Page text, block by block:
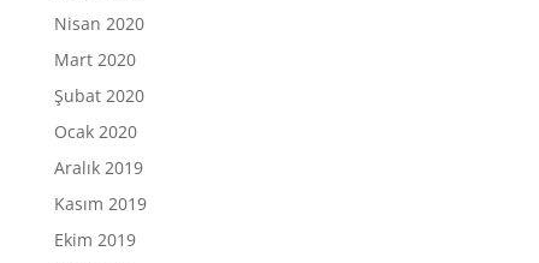
Nisan 2020
Mart 2020
Şubat 2020
Ocak 2020
Aralık 2019
Kasım 2019
Ekim 2019